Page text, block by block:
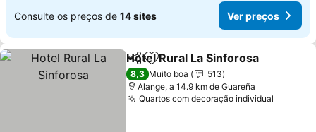
Consulte os preços de 14 sites Ver preços
PartilharAdicionar aos favoritos
Hotel Rural La Sinforosa
8,3 Muito boa
513
Alange, a 14.9 km de Guareña
Quartos com decoração individual